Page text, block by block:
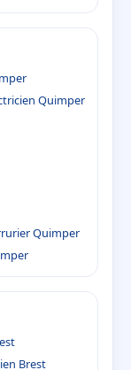
Quimper
Quimper
Brest